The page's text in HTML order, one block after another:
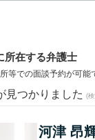
所在する弁護士
等での面談予約が可能
見つかりました (
河津 昂